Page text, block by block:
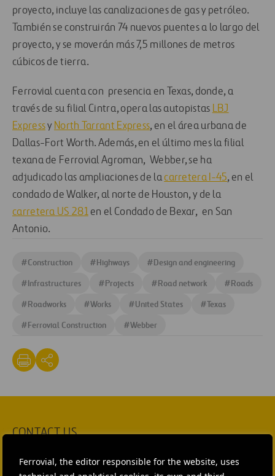
Ferrovial, the editor responsible for the website, uses
proyecto, incluye las canalizaciones de gas y petróleo.
También se construirán 74 nuevos puentes a lo largo del
proyecto, y se moverán más 7,5 millones de metros
cúbicos de tierra.
Ferrovial cuenta con presencia en Texas, donde, a
través de su filial Cintra, opera las autopistas LBJ
Expressy North Tarrant Express, en el área urbana de
Dallas-Fort Worth. Además, en el último mes la filial
texana de Ferrovial Agroman, Webber, se ha
adjudicado las ampliaciones de lacarretera I-45, en el
condado de Walker, al norte de Houston, y de la
carretera US 281en el Condado de Bexar, en San
Antonio.
#Construction #Highways #Design and engineering
#Infrastructures #Projects #Road network #Roads
#Roadworks #Works #United States #Texas
#Ferrovial Construction #Webber
CONTACT US
Ana García Ruiz